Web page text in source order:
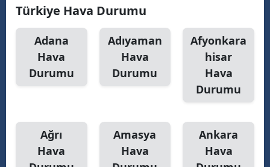
Türkiye Hava Durumu
Adana
Hava
Durumu
Adıyaman
Hava
Durumu
Afyonkara
hisar
Hava
Durumu
Ağrı
Hava
Amasya
Hava
Ankara
Hava